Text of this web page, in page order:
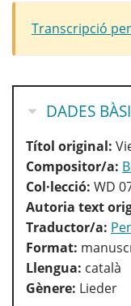
Transcripció
OCULTA
DADES
Títol original:
Compositor/a:
Col·lecció: WD
Autoria text
Traductor/a:
Format:
Llengua: català
Gènere: Lieder